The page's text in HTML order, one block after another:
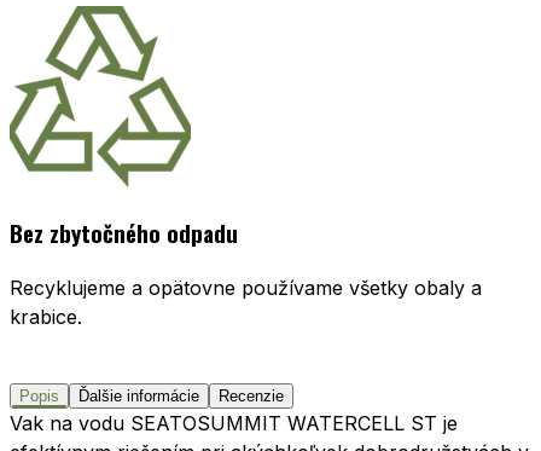
Bez zbytočného odpadu
Recyklujeme a opätovne používame všetky obaly a
krabice.
Popis Ďalšie informácie Recenzie
Vak na vodu SEATOSUMMIT WATERCELL ST je